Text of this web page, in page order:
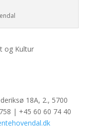
18A, 2., 5700
| +45 60 60 74 40